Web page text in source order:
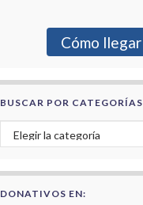
Cómo llegar
BUSCAR POR CATEGORÍAS
Buscar por categorías
DONATIVOS EN: